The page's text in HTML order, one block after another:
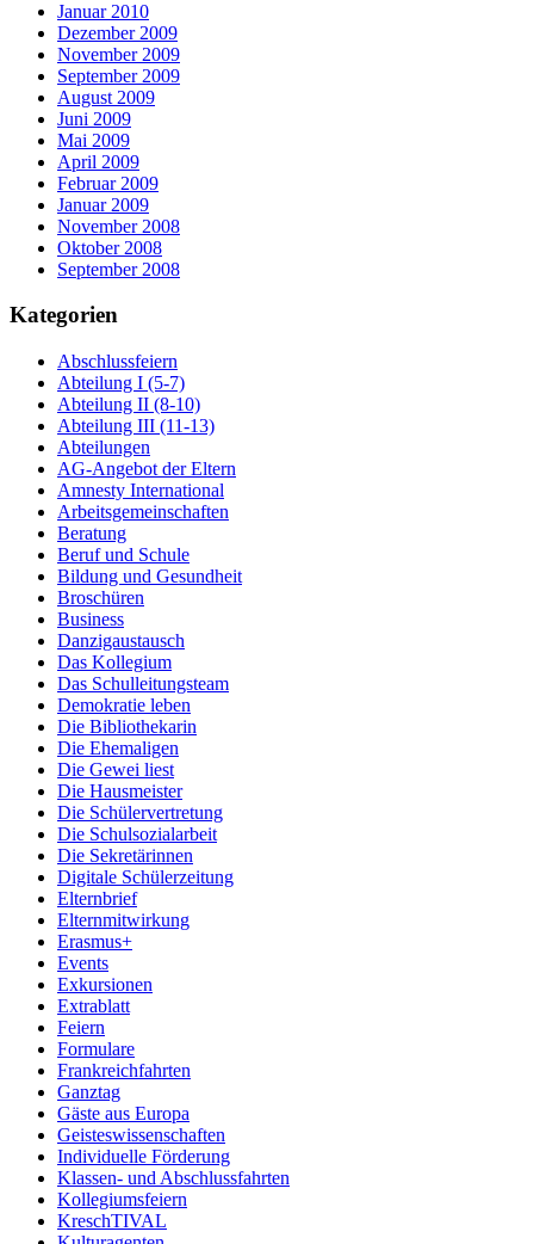
Januar 2010
Dezember 2009
November 2009
September 2009
August 2009
Juni 2009
Mai 2009
April 2009
Februar 2009
Januar 2009
November 2008
Oktober 2008
September 2008
Kategorien
Abschlussfeiern
Abteilung I (5-7)
Abteilung II (8-10)
Abteilung III (11-13)
Abteilungen
AG-Angebot der Eltern
Amnesty International
Arbeitsgemeinschaften
Beratung
Beruf und Schule
Bildung und Gesundheit
Broschüren
Business
Danzigaustausch
Das Kollegium
Das Schulleitungsteam
Demokratie leben
Die Bibliothekarin
Die Ehemaligen
Die Gewei liest
Die Hausmeister
Die Schülervertretung
Die Schulsozialarbeit
Die Sekretärinnen
Digitale Schülerzeitung
Elternbrief
Elternmitwirkung
Erasmus+
Events
Exkursionen
Extrablatt
Feiern
Formulare
Frankreichfahrten
Ganztag
Gäste aus Europa
Geisteswissenschaften
Individuelle Förderung
Klassen- und Abschlussfahrten
Kollegiumsfeiern
KreschTIVAL